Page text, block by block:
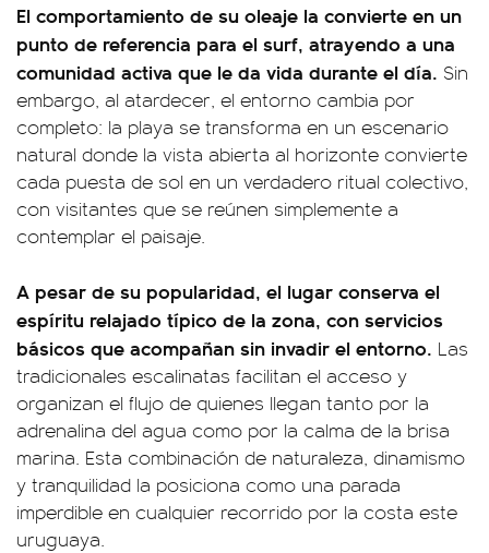
El comportamiento de su oleaje la convierte en un
punto de referencia para el surf, atrayendo a una
comunidad activa que le da vida durante el día. Sin
embargo, al atardecer, el entorno cambia por
completo: la playa se transforma en un escenario
natural donde la vista abierta al horizonte convierte
cada puesta de sol en un verdadero ritual colectivo,
con visitantes que se reúnen simplemente a
contemplar el paisaje.
A pesar de su popularidad, el lugar conserva el
espíritu relajado típico de la zona, con servicios
básicos que acompañan sin invadir el entorno. Las
tradicionales escalinatas facilitan el acceso y
organizan el flujo de quienes llegan tanto por la
adrenalina del agua como por la calma de la brisa
marina. Esta combinación de naturaleza, dinamismo
y tranquilidad la posiciona como una parada
imperdible en cualquier recorrido por la costa este
uruguaya.